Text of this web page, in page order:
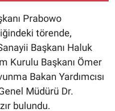
Prabowo
törende,
Başkanı Haluk
Kurulu Başkanı Ömer
Bakan Yardımcısı
Müdürü Dr.
bulundu.